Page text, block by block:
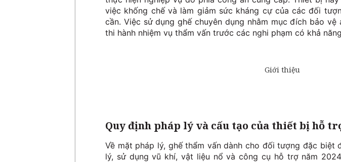
việc khống chế và làm giảm sức kháng cự của các đối
cần. Việc sử dụng ghế chuyên dụng nhằm mục đích bảo
thi hành nhiệm vụ thẩm vấn trước các nghi phạm có khả
Quy định pháp lý và cấu tạo của thiết bị hỗ
Về mặt pháp lý, ghế thẩm vấn dành cho đối tượng đặc biệt
lý, sử dụng vũ khí, vật liệu nổ và công cụ hỗ trợ năm